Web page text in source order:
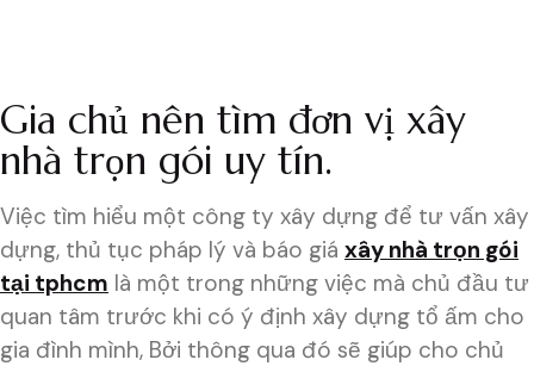
Gia chủ nên tìm đơn vị xây
nhà trọn gói uy tín.
Việc tìm hiểu một công ty xây dựng để tư vấn xây
dựng, thủ tục pháp lý và báo giá xây nhà trọn gói
tại tphcm là một trong những việc mà chủ đầu tư
quan tâm trước khi có ý định xây dựng tổ ấm cho
gia đình mình, Bởi thông qua đó sẽ giúp cho chủ